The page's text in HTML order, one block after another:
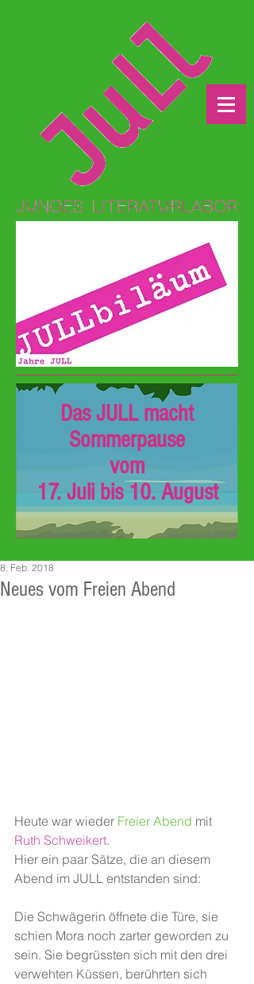
Das JULL macht
Sommerpause
vom
17. Juli bis 10. August
Neues vom Freien Abend
8. Feb. 2018
Heute war wieder Freier Abend mit
Ruth Schweikert.
Hier ein paar Sätze, die an diesem
Abend im JULL entstanden sind:
Die Schwägerin öffnete die Türe, sie
schien Mora noch zarter geworden zu
sein. Sie begrüssten sich mit den drei
verwehten Küssen, berührten sich